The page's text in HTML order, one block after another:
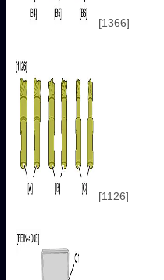
[1366]
[1126]